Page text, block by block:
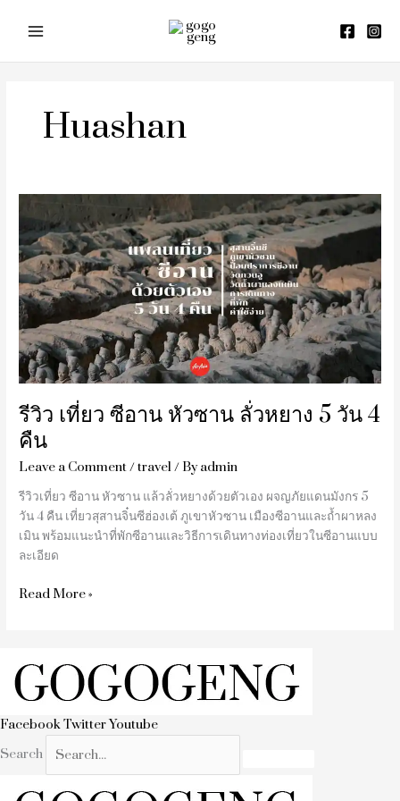
Huashan
รีวิว เที่ยว ซีอาน หัวซาน ลั่วหยาง 5 วัน 4
คืน
Leave a Comment/travel/ Byadmin
รีวิวเที่ยว ซีอาน หัวซาน แล้วลั่วหยางด้วยตัวเอง ผจญภัยแดนมังกร 5
วัน 4 คืน เที่ยวสุสานจิ๋นซีฮ่องเต้ ภูเขาหัวซาน เมืองซีอานและถ้ำผาหลง
เมิน พร้อมแนะนำที่พักซีอานและวิธีการเดินทางท่องเที่ยวในซีอานแบบ
ละเอียด
เที่ยว
ซี
อาน
หัว
ซาน
ลั่ว
หยาง
5
วัน
คืน
Read More »
FacebookTwitterYoutube
Search